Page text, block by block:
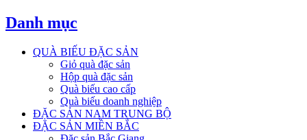
Danh mục
QUÀ BIẾU ĐẶC SẢN
Giỏ quà đặc sản
Hộp quà đặc sản
Quà biếu cao cấp
Quà biếu doanh nghiệp
ĐẶC SẢN NAM TRUNG BỘ
ĐẶC SẢN MIỀN BẮC